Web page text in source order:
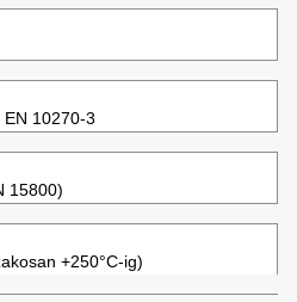
10270-3
15800)
+250°C-ig)